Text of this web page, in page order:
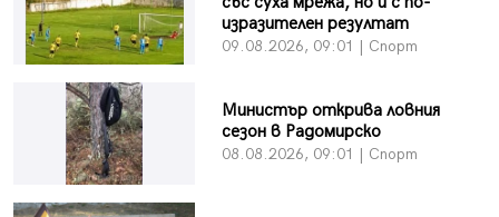
изразителен резултат
09.08.2026, 09:01 | Спорт
Министър открива ловния
сезон в Радомирско
08.08.2026, 09:01 | Спорт